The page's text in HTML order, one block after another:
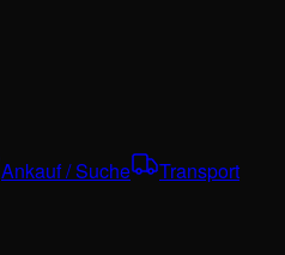
Ankauf / Suche Transport